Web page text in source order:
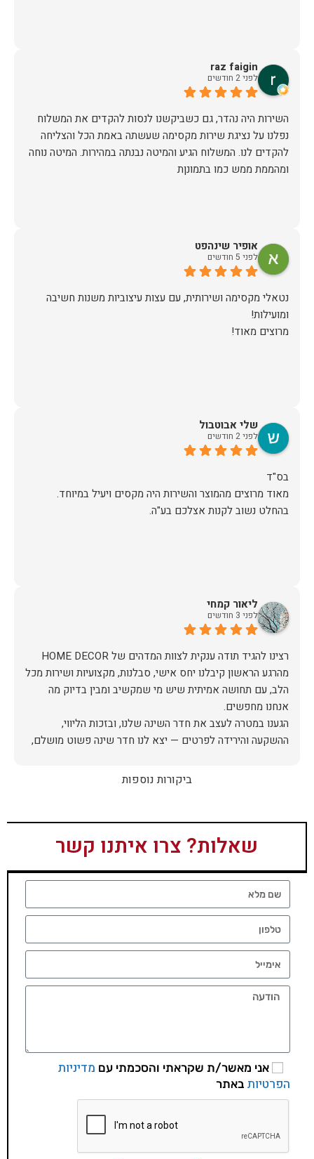
raz faigin
לפני 2 חודשים
השירות היה נהדר, גם כשביקשנו לנסות להקדים את המשלוח
נפלנו על נציגת שירות מקסימה שעשתה באמת הכל והצליחה
להקדים לנו. המשלוח הגיע והמיטה נבנתה במהירות. המיטה נוחה
ומהממת ממש כמו בתמונןת
אופיר שינהפט
לפני 5 חודשים
נטאלי מקסימה ושירותית, עם עצות עיצוביות משנות חשיבה
מרוצים מאוד!
שלי אבוטבול
לפני 2 חודשים
מאוד מרוצים מהמוצר והשירות היה מקסים ויעיל במיוחד.
בהחלט נשוב לקנות אצלכם בע"ה.
ליאור קמחי
לפני 3 חודשים
מהרגע הראשון קיבלנו יחס אישי, סבלנות, מקצועיות ושירות מכל
הלב, עם תחושה אמיתית שיש מי שמקשיב ומבין בדיוק מה
הגענו במטרה לעצב את חדר השינה שלנו, ובזכות הליווי,
ההשקעה והירידה לפרטים — יצא לנו חדר שינה פשוט מושלם,
האיכות ברמה גבוהה, העיצוב מהמם, וכל התהליך היה נעים,
שמחפש ריהוט איכותי ושירות ברמה אחרת. תודה רבה!
ביקורות נוספות
שאלות? צרו איתנו קשר
אני מאשר/ת שקראתי והסכמתי עם מדיניות
הפרטיות באתר